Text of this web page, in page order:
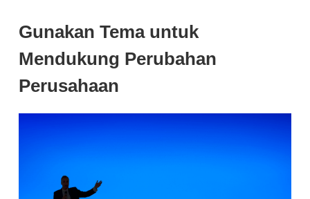
Gunakan Tema untuk
Mendukung Perubahan
Perusahaan